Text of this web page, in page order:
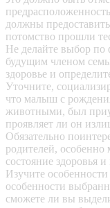
должны
потомство прошли
Не делайте выбор по
будущим членом
здоровье и
Уточните,
что малыш с
животными, был
проявляет ли он
Обязательно
родителей, особенно
состояние здоровья и
Изучите
особенности
сможете ли вы